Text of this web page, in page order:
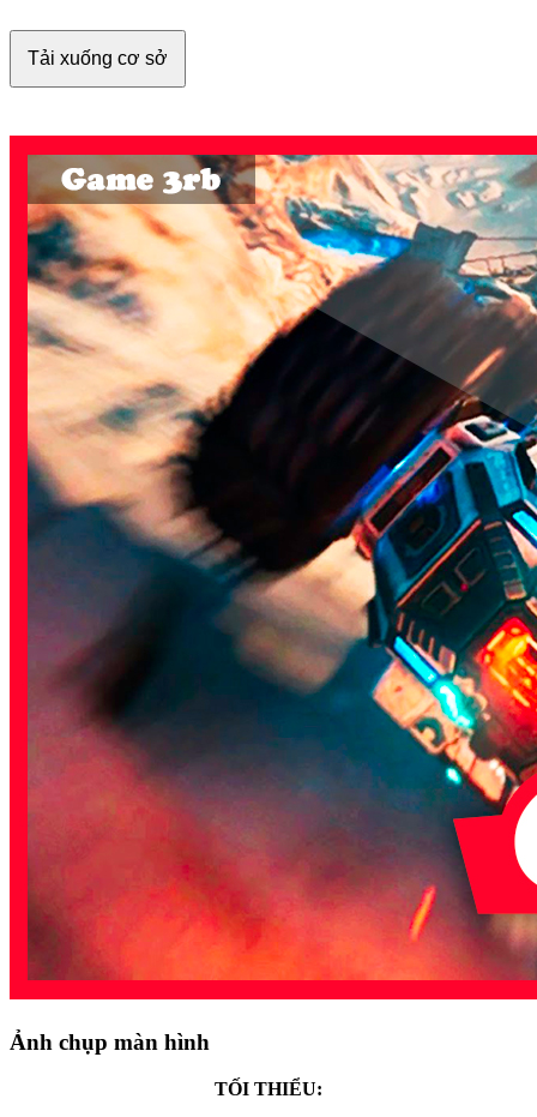
Tải xuống cơ sở
Ảnh chụp màn hình
TỐI THIỂU: